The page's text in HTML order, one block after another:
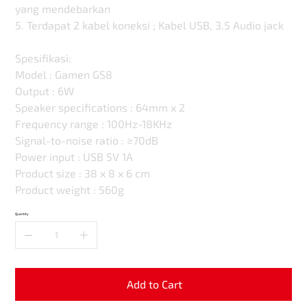
yang mendebarkan
5. Terdapat 2 kabel koneksi ; Kabel USB, 3.5 Audio jack
Spesifikasi:
Model : Gamen GS8
Output : 6W
Speaker specifications : 64mm x 2
Frequency range : 100Hz-18KHz
Signal-to-noise ratio : ≥70dB
Power input : USB 5V 1A
Product size : 38 x 8 x 6 cm
Product weight : 560g
Quantity
Add to Cart